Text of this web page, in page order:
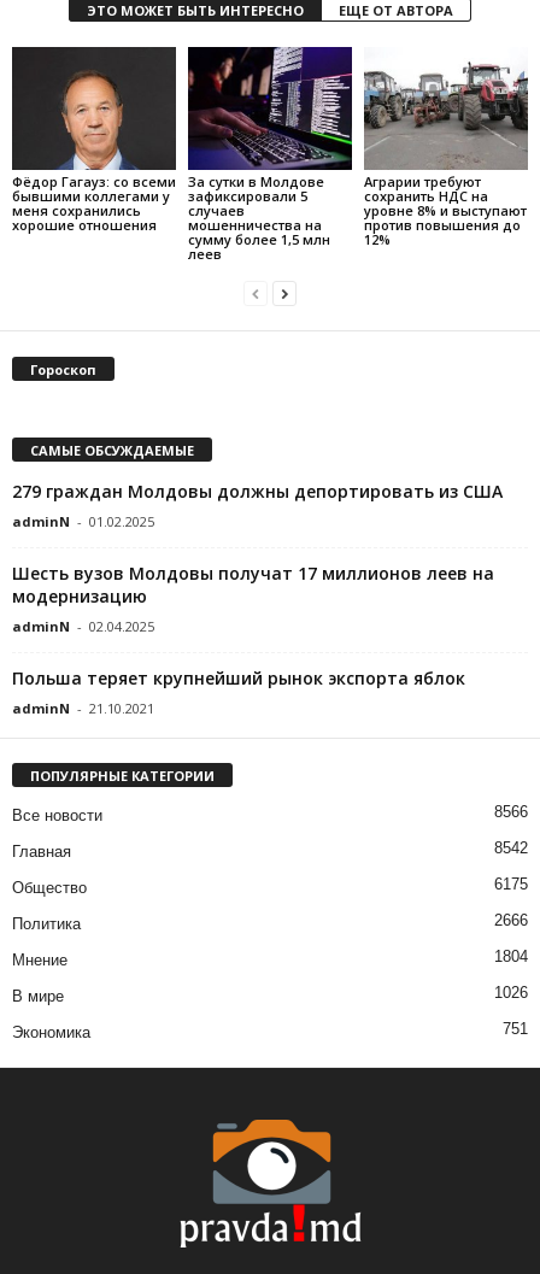
ЭТО МОЖЕТ БЫТЬ ИНТЕРЕСНО ЕЩЕ ОТ АВТОРА
Фёдор Гагауз: со всеми
бывшими коллегами у
меня сохранились
хорошие отношения
За сутки в Молдове
зафиксировали 5
случаев
мошенничества на
сумму более 1,5 млн
леев
Аграрии требуют
сохранить НДС на
уровне 8% и выступают
против повышения до
12%
Гороскоп
САМЫЕ ОБСУЖДАЕМЫЕ
279 граждан Молдовы должны депортировать из США
adminN - 01.02.2025
Шесть вузов Молдовы получат 17 миллионов леев на
модернизацию
adminN - 02.04.2025
Польша теряет крупнейший рынок экспорта яблок
adminN - 21.10.2021
ПОПУЛЯРНЫЕ КАТЕГОРИИ
Все новости 8566
Главная 8542
Общество 6175
Политика 2666
Мнение 1804
В мире 1026
Экономика 751